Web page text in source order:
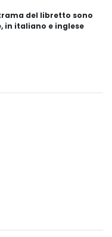
del libretto sono
in italiano e inglese